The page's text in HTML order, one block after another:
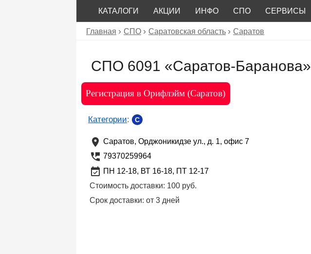
КАТАЛОГИ АКЦИИ ИНФО СПО СЕРВИСЫ
Главная СПО Саратовская область Саратов
СПО 6091 «Саратов-Баранова»
Регистрация в Орифлэйм (Саратов)
Категории: C
Саратов, Орджоникидзе ул., д. 1, офис 7
79370259964
ПН 12-18, ВТ 16-18, ПТ 12-17
Стоимость доставки: 100 руб.
Срок доставки: от 3 дней